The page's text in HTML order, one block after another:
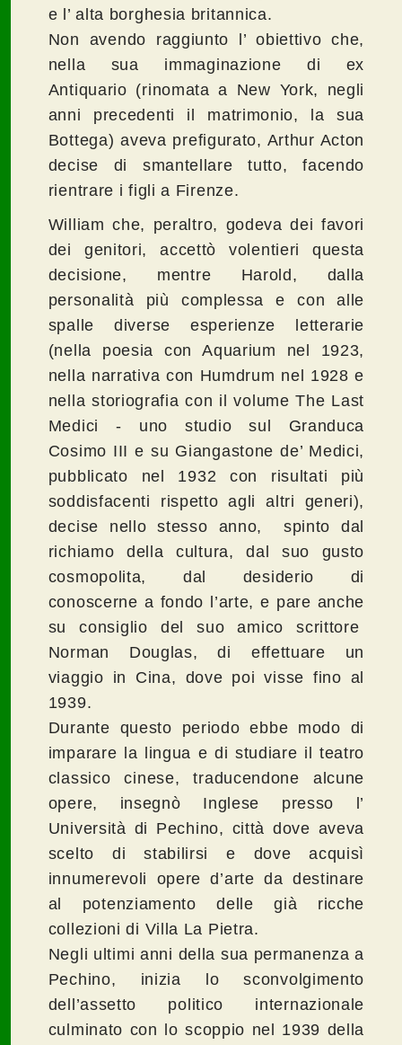
e l’ alta borghesia britannica.
Non avendo raggiunto l’ obiettivo che,
nella sua immaginazione di ex
Antiquario (rinomata a New York, negli
anni precedenti il matrimonio, la sua
Bottega) aveva prefigurato, Arthur Acton
decise di smantellare tutto, facendo
rientrare i figli a Firenze.
William che, peraltro, godeva dei favori
dei genitori, accettò volentieri questa
decisione, mentre Harold, dalla
personalità più complessa e con alle
spalle diverse esperienze letterarie
(nella poesia con Aquarium nel 1923,
nella narrativa con Humdrum nel 1928 e
nella storiografia con il volume The Last
Medici - uno studio sul Granduca
Cosimo III e su Giangastone de’ Medici,
pubblicato nel 1932 con risultati più
soddisfacenti rispetto agli altri generi),
decise nello stesso anno, spinto dal
richiamo della cultura, dal suo gusto
cosmopolita, dal desiderio di
conoscerne a fondo l’arte, e pare anche
su consiglio del suo amico scrittore
Norman Douglas, di effettuare un
viaggio in Cina, dove poi visse fino al
1939.
Durante questo periodo ebbe modo di
imparare la lingua e di studiare il teatro
classico cinese, traducendone alcune
opere, insegnò Inglese presso l’
Università di Pechino, città dove aveva
scelto di stabilirsi e dove acquisì
innumerevoli opere d’arte da destinare
al potenziamento delle già ricche
collezioni di Villa La Pietra.
Negli ultimi anni della sua permanenza a
Pechino, inizia lo sconvolgimento
dell’assetto politico internazionale
culminato con lo scoppio nel 1939 della